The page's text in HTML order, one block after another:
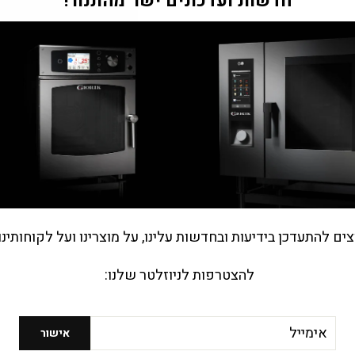
80
להתעדכן בידיעות ובחדשות עלינו, על מוצרינו ועל
להצטרפות לניוזלטר שלנו:
אישור